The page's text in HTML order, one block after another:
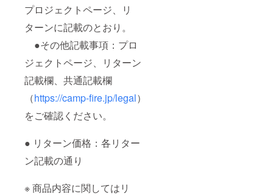
プロジェクトページ、リ
ターンに記載のとおり。
●その他記載事項：プロ
ジェクトページ、リターン
記載欄、共通記載欄
（https://camp-fire.jp/legal）
をご確認ください。
● リターン価格：各リター
ン記載の通り
※ 商品内容に関してはリ